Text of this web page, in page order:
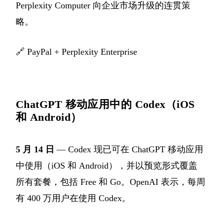
Perplexity Computer 向企业市场升级的连贯策
略。
🔗 PayPal + Perplexity Enterprise
ChatGPT 移动应用中的 Codex（iOS
和 Android）
5 月 14 日 — Codex 现已可在 ChatGPT 移动应用
中使用（iOS 和 Android），并以预览形式覆盖
所有套餐，包括 Free 和 Go。OpenAI 表示，每周
有 400 万用户在使用 Codex。